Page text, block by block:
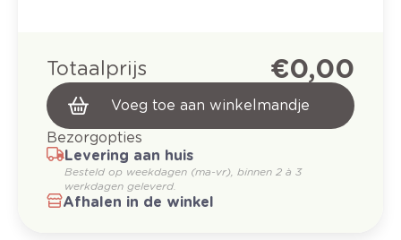
Totaalprijs € 0,00
Voeg toe aan winkelmandje
Bezorgopties
Levering aan huis
Besteld op weekdagen (ma-vr), binnen 2 à 3
werkdagen geleverd.
Afhalen in de winkel